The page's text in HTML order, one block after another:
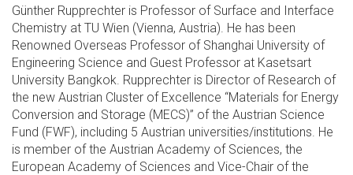
Günther Rupprechter is Professor of Surface and Interface
Chemistry at TU Wien (Vienna, Austria). He has been
Renowned Overseas Professor of Shanghai University of
Engineering Science and Guest Professor at Kasetsart
University Bangkok. Rupprechter is Director of Research of
the new Austrian Cluster of Excellence “Materials for Energy
Conversion and Storage (MECS)” of the Austrian Science
Fund (FWF), including 5 Austrian universities/institutions. He
is member of the Austrian Academy of Sciences, the
European Academy of Sciences and Vice-Chair of the